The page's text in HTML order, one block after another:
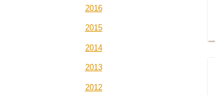
2016
2015
2014
2013
2012